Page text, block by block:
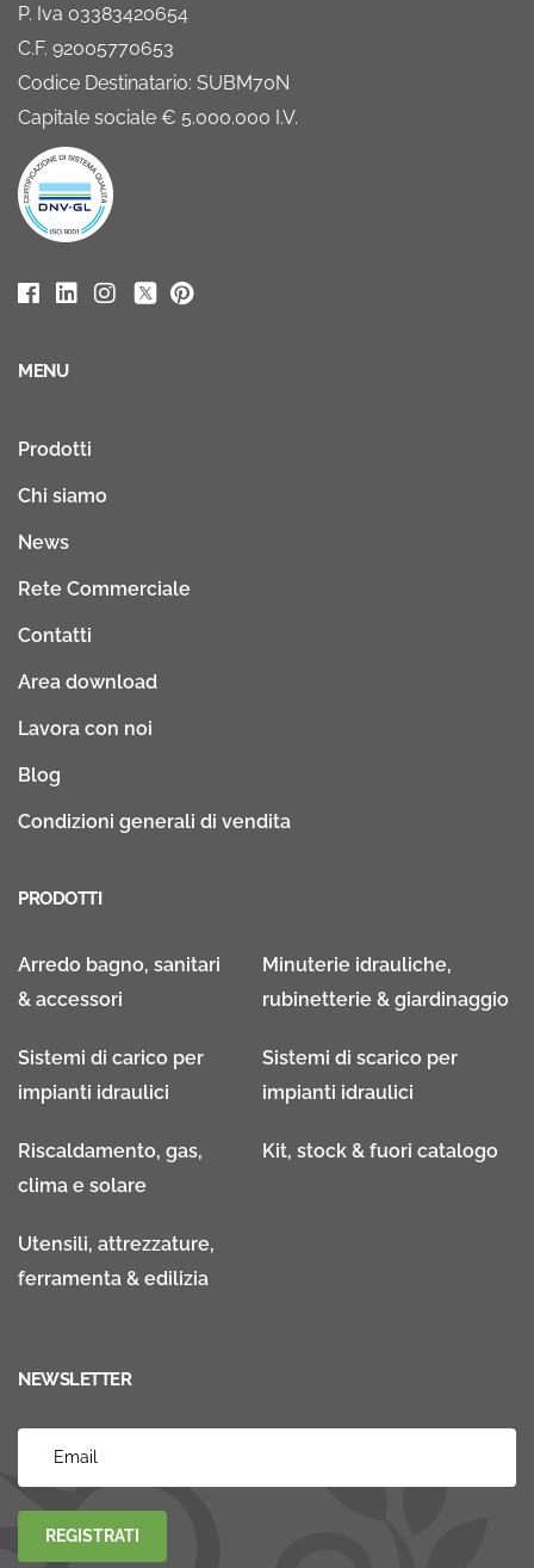
P. Iva 03383420654
C.F. 92005770653
Codice Destinatario: SUBM70N
Capitale sociale € 5.000.000 I.V.
MENU
Prodotti
Chi siamo
News
Rete Commerciale
Contatti
Area download
Lavora con noi
Blog
Condizioni generali di vendita
PRODOTTI
Arredo bagno, sanitari
& accessori
Minuterie idrauliche,
rubinetterie & giardinaggio
Sistemi di carico per
impianti idraulici
Sistemi di scarico per
impianti idraulici
Riscaldamento, gas,
clima e solare
Kit, stock & fuori catalogo
Utensili, attrezzature,
ferramenta & edilizia
NEWSLETTER
REGISTRATI